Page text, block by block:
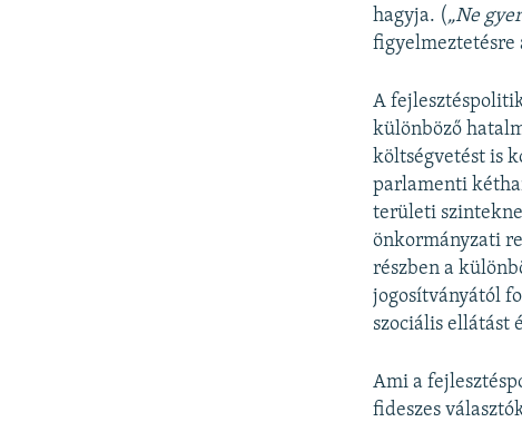
hagyja. („Ne
figyelmeztetésre
A
különböző
költségvetést is
parlamenti
területi
önkormányzati
részben a
jogosítványától
szociális ellátást
Ami a
fideszes